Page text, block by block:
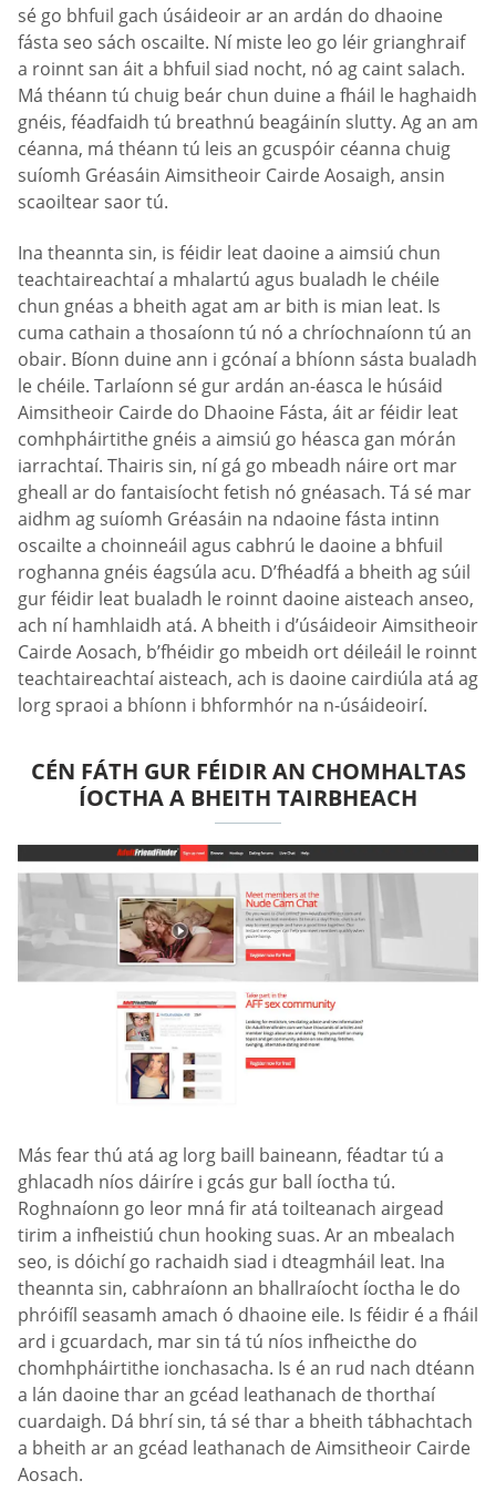
sé go bhfuil gach úsáideoir ar an ardán do dhaoine
fásta seo sách oscailte. Ní miste leo go léir grianghraif
a roinnt san áit a bhfuil siad nocht, nó ag caint salach.
Má théann tú chuig beár chun duine a fháil le haghaidh
gnéis, féadfaidh tú breathnú beagáinín slutty. Ag an am
céanna, má théann tú leis an gcuspóir céanna chuig
suíomh Gréasáin Aimsitheoir Cairde Aosaigh, ansin
scaoiltear saor tú.
Ina theannta sin, is féidir leat daoine a aimsiú chun
teachtaireachtaí a mhalartú agus bualadh le chéile
chun gnéas a bheith agat am ar bith is mian leat. Is
cuma cathain a thosaíonn tú nó a chríochnaíonn tú an
obair. Bíonn duine ann i gcónaí a bhíonn sásta bualadh
le chéile. Tarlaíonn sé gur ardán an-éasca le húsáid
Aimsitheoir Cairde do Dhaoine Fásta, áit ar féidir leat
comhpháirtithe gnéis a aimsiú go héasca gan mórán
iarrachtaí. Thairis sin, ní gá go mbeadh náire ort mar
gheall ar do fantaisíocht fetish nó gnéasach. Tá sé mar
aidhm ag suíomh Gréasáin na ndaoine fásta intinn
oscailte a choinneáil agus cabhrú le daoine a bhfuil
roghanna gnéis éagsúla acu. D’fhéadfá a bheith ag súil
gur féidir leat bualadh le roinnt daoine aisteach anseo,
ach ní hamhlaidh atá. A bheith i d’úsáideoir Aimsitheoir
Cairde Aosach, b’fhéidir go mbeidh ort déileáil le roinnt
teachtaireachtaí aisteach, ach is daoine cairdiúla atá ag
lorg spraoi a bhíonn i bhformhór na n-úsáideoirí.
CÉN FÁTH GUR FÉIDIR AN CHOMHALTAS
ÍOCTHA A BHEITH TAIRBHEACH
Más fear thú atá ag lorg baill baineann, féadtar tú a
ghlacadh níos dáiríre i gcás gur ball íoctha tú.
Roghnaíonn go leor mná fir atá toilteanach airgead
tirim a infheistiú chun hooking suas. Ar an mbealach
seo, is dóichí go rachaidh siad i dteagmháil leat. Ina
theannta sin, cabhraíonn an bhallraíocht íoctha le do
phróifíl seasamh amach ó dhaoine eile. Is féidir é a fháil
ard i gcuardach, mar sin tá tú níos infheicthe do
chomhpháirtithe ionchasacha. Is é an rud nach dtéann
a lán daoine thar an gcéad leathanach de thorthaí
cuardaigh. Dá bhrí sin, tá sé thar a bheith tábhachtach
a bheith ar an gcéad leathanach de Aimsitheoir Cairde
Aosach.